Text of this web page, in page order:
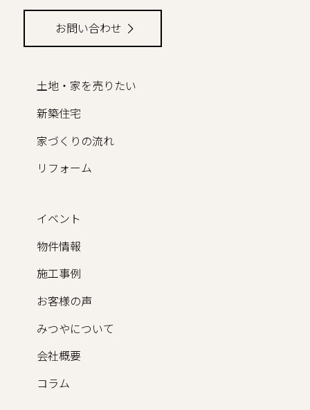
お問い合わせ
土地・家を売りたい
新築住宅
家づくりの流れ
リフォーム
イベント
物件情報
施工事例
お客様の声
みつやについて
会社概要
コラム